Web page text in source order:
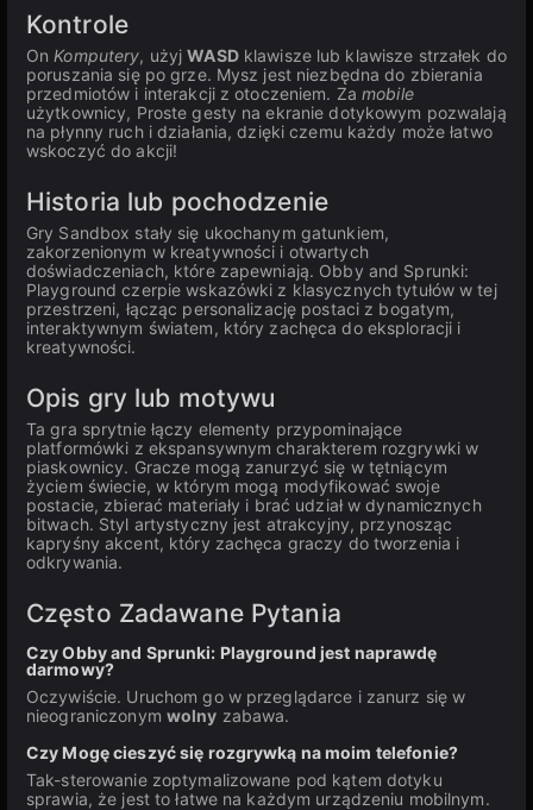
Kontrole
On Komputery, użyjWASDklawisze lub klawisze strzałek do
poruszania się po grze. Mysz jest niezbędna do zbierania
przedmiotów i interakcji z otoczeniem. Zamobile
użytkownicy, Proste gesty na ekranie dotykowym pozwalają
na płynny ruch i działania, dzięki czemu każdy może łatwo
wskoczyć do akcji!
Historia lub pochodzenie
Gry Sandbox stały się ukochanym gatunkiem,
zakorzenionym w kreatywności i otwartych
doświadczeniach, które zapewniają. Obby and Sprunki:
Playground czerpie wskazówki z klasycznych tytułów w tej
przestrzeni, łącząc personalizację postaci z bogatym,
interaktywnym światem, który zachęca do eksploracji i
kreatywności.
Opis gry lub motywu
Ta gra sprytnie łączy elementy przypominające
platformówki z ekspansywnym charakterem rozgrywki w
piaskownicy. Gracze mogą zanurzyć się w tętniącym
życiem świecie, w którym mogą modyfikować swoje
postacie, zbierać materiały i brać udział w dynamicznych
bitwach. Styl artystyczny jest atrakcyjny, przynosząc
kapryśny akcent, który zachęca graczy do tworzenia i
odkrywania.
Często Zadawane Pytania
Czy Obby and Sprunki: Playground jest naprawdę
darmowy?
Oczywiście. Uruchom go w przeglądarce i zanurz się w
nieograniczonym wolny zabawa.
Czy Mogę cieszyć się rozgrywką na moim telefonie?
Tak-sterowanie zoptymalizowane pod kątem dotyku
sprawia, że jest to łatwe na każdym urządzeniu mobilnym.